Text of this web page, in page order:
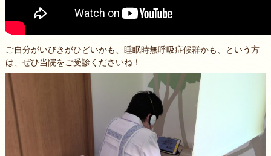
ご自分がいびきがひどいかも、睡眠時無呼吸症候群かも、という方
は、ぜひ当院をご受診くださいね！